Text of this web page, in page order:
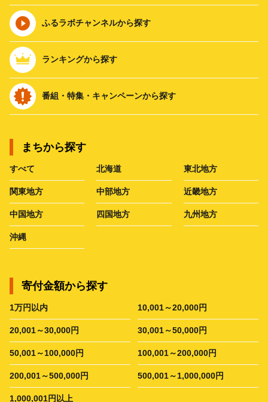
ふるラボチャンネルから探す
ランキングから探す
番組・特集・キャンペーンから探す
まちから探す
すべて 北海道 東北地方
関東地方 中部地方 近畿地方
中国地方 四国地方 九州地方
沖縄
寄付金額から探す
1万円以内 10,001～20,000円
20,001～30,000円 30,001～50,000円
50,001～100,000円 100,001～200,000円
200,001～500,000円 500,001～1,000,000円
1,000,001円以上